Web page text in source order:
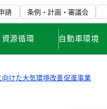
請 条例・計画・審議会
源循環 自動車環境
けた大気環境改善促進事業